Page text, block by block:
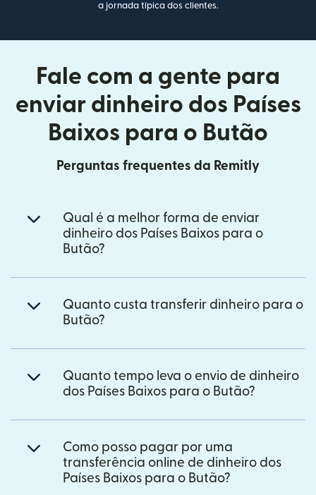
a jornada típica dos clientes.
Fale com a gente para
enviar dinheiro dos Países
Baixos para o Butão
Perguntas frequentes da Remitly
Qual é a melhor forma de enviar
dinheiro dos Países Baixos para o
Butão?
Quanto custa transferir dinheiro para o
Butão?
Quanto tempo leva o envio de dinheiro
dos Países Baixos para o Butão?
Como posso pagar por uma
transferência online de dinheiro dos
Países Baixos para o Butão?